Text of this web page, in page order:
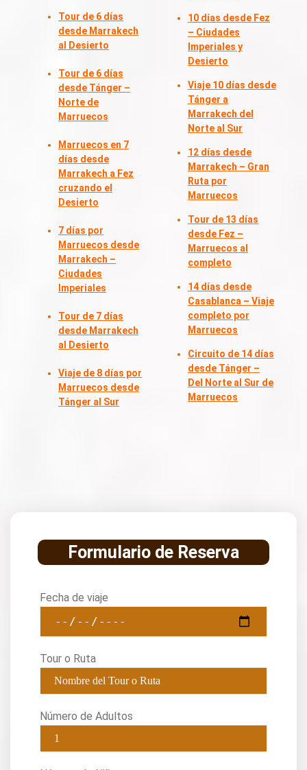
Tour de 6 días
desde Marrakech
al Desierto
Tour de 6 días
desde Tánger –
Norte de
Marruecos
Marruecos en 7
días desde
Marrakech a Fez
cruzando el
Desierto
7 días por
Marruecos desde
Marrakech –
Ciudades
Imperiales
Tour de 7 días
desde Marrakech
al Desierto
Viaje de 8 días por
Marruecos desde
Tánger al Sur
10 días desde Fez
– Ciudades
Imperiales y
Desierto
Viaje 10 días desde
Tánger a
Marrakech del
Norte al Sur
12 días desde
Marrakech – Gran
Ruta por
Marruecos
Tour de 13 días
desde Fez –
Marruecos al
completo
14 días desde
Casablanca – Viaje
completo por
Marruecos
Circuito de 14 días
desde Tánger –
Del Norte al Sur de
Marruecos
Formulario de Reserva
Fecha de viaje
Tour o Ruta
Número de Adultos